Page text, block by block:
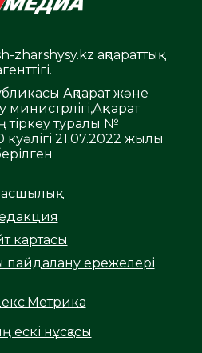
ақпараттық
Ақпарат және
тіркеу туралы №
куәлігі 21.07.2022 жылы
картасы
ережелері
ескі нұсқасы